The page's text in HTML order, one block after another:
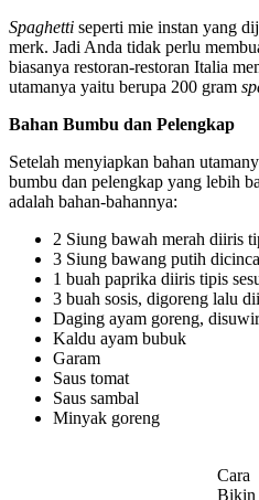
Spaghetti seperti mie instan yang
merk. Jadi Anda tidak perlu
biasanya restoran-restoran Italia
utamanya yaitu berupa 200 gram
Bahan Bumbu dan Pelengkap
Setelah menyiapkan bahan
bumbu dan pelengkap yang lebih
adalah bahan-bahannya:
2 Siung bawah merah diiris
3 Siung bawang putih
1 buah paprika diiris tipis
3 buah sosis, digoreng lalu
Daging ayam goreng,
Kaldu ayam bubuk
Garam
Saus tomat
Saus sambal
Minyak goreng
Cara
Bikin